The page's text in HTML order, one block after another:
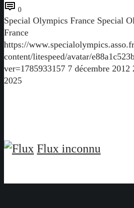
0
Special Olympics France Special
France
https://
content/litespeed/avatar/
ver=1785933157 7 décembre 2012
2025
Flux inconnu